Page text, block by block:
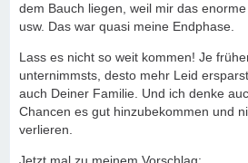
dem Bauch liegen, weil mir das
usw. Das war quasi meine Endphase.
Lass es nicht so weit kommen! Je
unternimmsts, desto mehr Leid
auch Deiner Familie. Und ich denke
Chancen es gut hinzubekommen und
verlieren.